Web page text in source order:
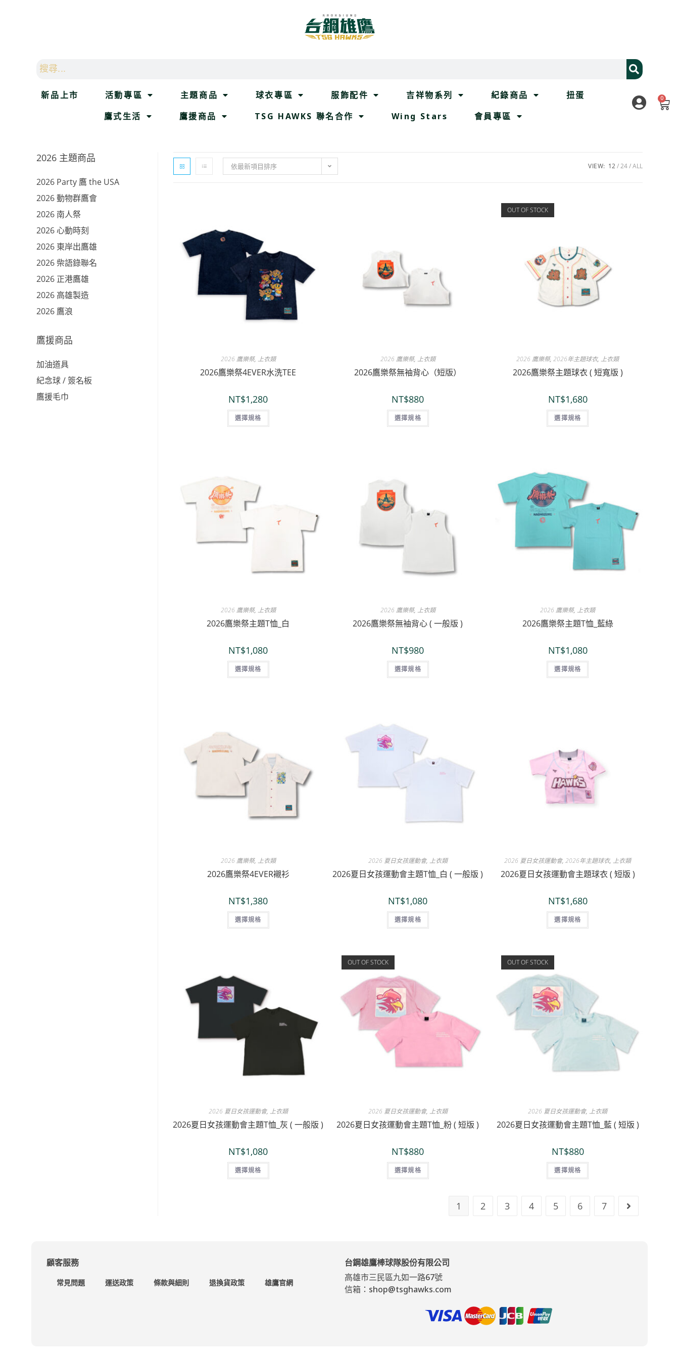
新品上市 活動專區 主題商品 球衣專區 服飾配件 吉祥物系列 紀錄商品
扭蛋
鷹式生活
鷹援商品 TSG HAWKS 聯名合作 Wing Stars 會員專區
0
依最新項目排序 VIEW: 12 24 ALL
2026 鷹樂祭, 上衣類
2026鷹樂祭4EVER水洗TEE
NT$1,280
選擇規格
2026 鷹樂祭, 上衣類
2026鷹樂祭無袖背心（短版）
NT$880
選擇規格
OUT OF STOCK
2026 鷹樂祭,2026年主題球衣, 上衣類
2026鷹樂祭主題球衣 ( 短寬版 )
NT$1,680
選擇規格
2026 鷹樂祭, 上衣類
2026鷹樂祭主題T恤_白
NT$1,080
選擇規格
2026 鷹樂祭, 上衣類
2026鷹樂祭無袖背心 ( 一般版 )
NT$980
選擇規格
2026 鷹樂祭, 上衣類
2026鷹樂祭主題T恤_藍綠
NT$1,080
選擇規格
2026 鷹樂祭, 上衣類
2026鷹樂祭4EVER襯衫
NT$1,380
選擇規格
2026 夏日女孩運動會, 上衣類
2026夏日女孩運動會主題T恤_白 ( 一般版 )
NT$1,080
選擇規格
2026 夏日女孩運動會,2026年主題球衣, 上衣類
2026夏日女孩運動會主題球衣 ( 短版 )
NT$1,680
選擇規格
2026 夏日女孩運動會, 上衣類
2026夏日女孩運動會主題T恤_灰 ( 一般版 )
NT$1,080
選擇規格
OUT OF STOCK
2026 夏日女孩運動會, 上衣類
2026夏日女孩運動會主題T恤_粉 ( 短版 )
NT$880
選擇規格
OUT OF STOCK
2026 夏日女孩運動會, 上衣類
2026夏日女孩運動會主題T恤_藍 ( 短版 )
NT$880
選擇規格
1 2 3 4 5 6 7
2026 主題商品
2026 Party 鷹 the USA
2026 動物群鷹會
2026 南人祭
2026 心動時刻
2026 東岸出鷹雄
2026 柴語錄聯名
2026 正港鷹雄
2026 高雄製造
2026 鷹浪
鷹援商品
加油道具
紀念球 / 簽名板
鷹援毛巾
顧客服務
常見問題 運送政策 條款與細則 退換貨政策 雄鷹官網
台鋼雄鷹棒球隊股份有限公司
高雄市三民區九如一路67號
信箱：shop@tsghawks.com